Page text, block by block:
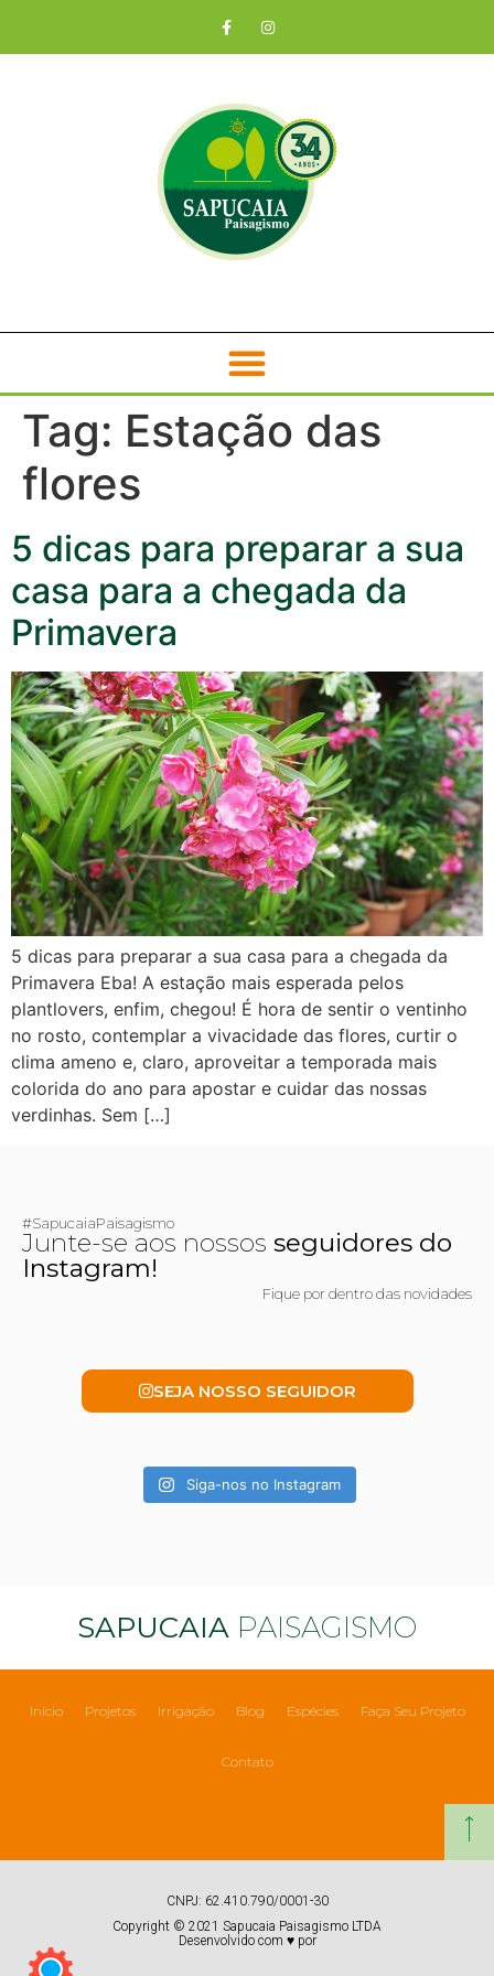
Tag: Estação das
flores
5 dicas para preparar a sua
casa para a chegada da
Primavera
5 dicas para preparar a sua casa para a chegada da
Primavera Eba! A estação mais esperada pelos
plantlovers, enfim, chegou! É hora de sentir o ventinho
no rosto, contemplar a vivacidade das flores, curtir o
clima ameno e, claro, aproveitar a temporada mais
colorida do ano para apostar e cuidar das nossas
verdinhas. Sem […]
#SapucaiaPaisagismo
Junte-se aos nossos seguidores do
Instagram!
Fique por dentro das novidades
SEJA NOSSO SEGUIDOR
Siga-nos no Instagram
SAPUCAIA PAISAGISMO
Início Projetos Irrigação Blog Espécies Faça Seu Projeto
Contato
CNPJ: 62.410.790/0001-30
Copyright © 2021 Sapucaia Paisagismo LTDA
Desenvolvido com ♥ por